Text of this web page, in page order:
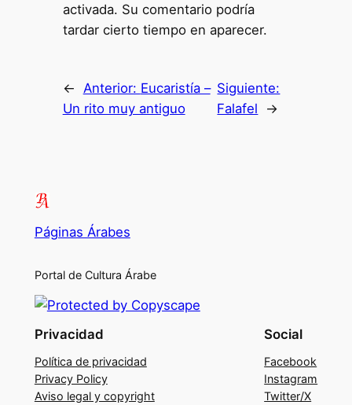
activada. Su comentario podría
tardar cierto tiempo en aparecer.
← Anterior: Eucaristía –
Un rito muy antiguo
Siguiente:
Falafel
→
Páginas Árabes
Portal de Cultura Árabe
Privacidad
Política de privacidad
Privacy Policy
Aviso legal y copyright
Social
Facebook
Instagram
Twitter/X